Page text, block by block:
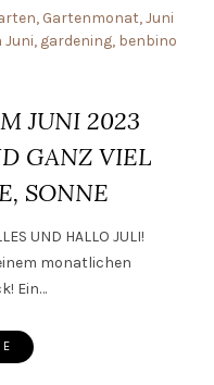
JUNI 2023
GANZ VIEL
SONNE
UND HALLO JULI!
monatlichen
Ein…